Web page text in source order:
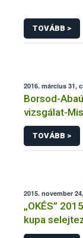
TOVÁBB >
2016. március 31,
Borsod-
vizsgálat-
Általános
TOVÁBB >
2015. november
„OKÉS”
kupa